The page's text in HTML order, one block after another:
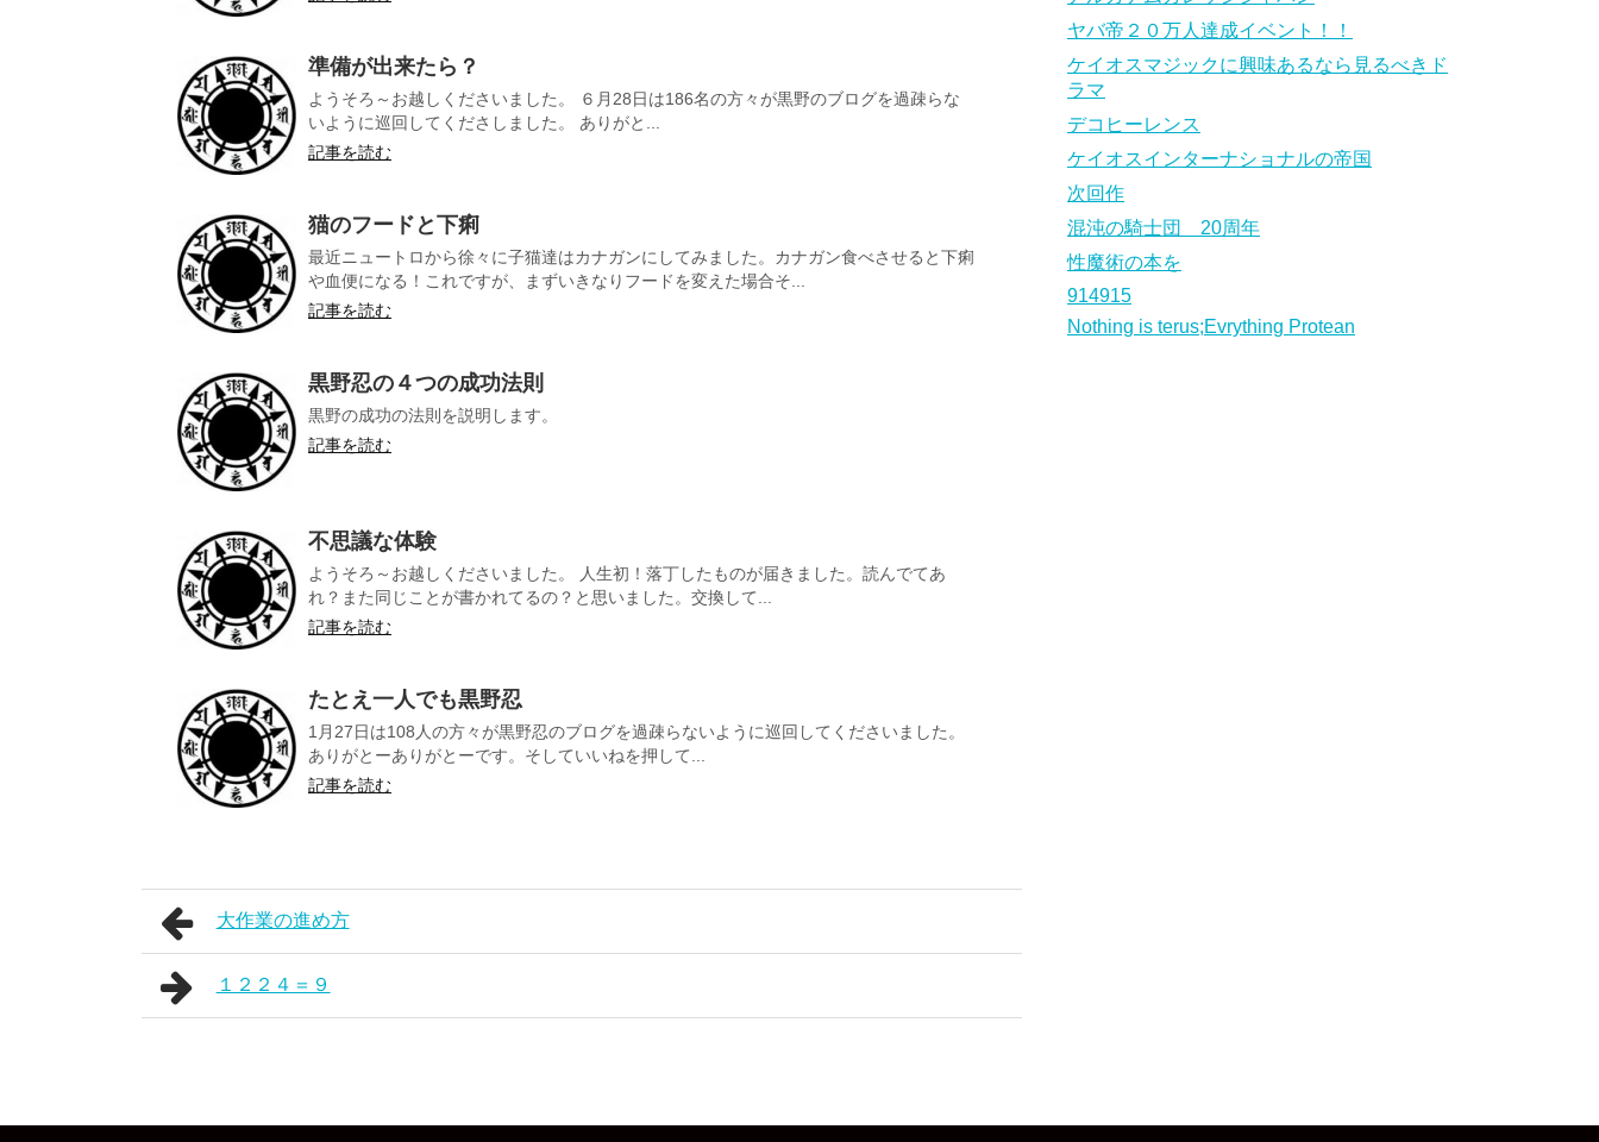
準備が出来たら？
ようそろ～お越しくださいました。 ６月28日は186名の方々が黒野のブログを過疎らな
いように巡回してくださしました。 ありがと...
記事を読む
猫のフードと下痢
最近ニュートロから徐々に子猫達はカナガンにしてみました。カナガン食べさせると下痢
や血便になる！これですが、まずいきなりフードを変えた場合そ...
記事を読む
黒野忍の４つの成功法則
黒野の成功の法則を説明します。
記事を読む
不思議な体験
ようそろ～お越しくださいました。 人生初！落丁したものが届きました。読んでてあ
れ？また同じことが書かれてるの？と思いました。交換して...
記事を読む
たとえ一人でも黒野忍
1月27日は108人の方々が黒野忍のブログを過疎らないように巡回してくださいました。
ありがとーありがとーです。そしていいねを押して...
記事を読む
大作業の進め方
１２２４＝９
ヤバ帝２０万人達成イベント！！
ケイオスマジックに興味あるなら見るべきド
ラマ
デコヒーレンス
ケイオスインターナショナルの帝国
次回作
混沌の騎士団 20周年
性魔術の本を
914915
Nothing is terus;Evrything Protean